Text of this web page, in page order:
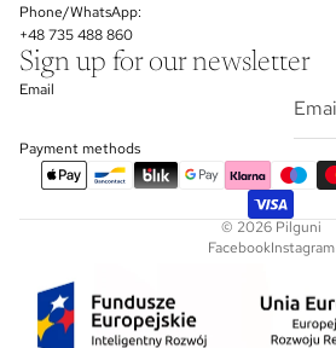
Phone/WhatsApp:
+48 735 488 860
Sign up for our newsletter
Email
Payment methods
© 2026 Pilguni
FacebookInstagram